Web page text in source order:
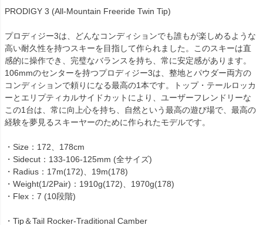
PRODIGY 3 (All-Mountain Freeride Twin Tip)
プロディジー3は、どんなコンディションでも誰もが楽しめるような
高い耐久性を持つスキーを目指して作られました。このスキーは直
感的に操作でき、完璧なバランスを持ち、常に安定感があります。
106mmのセンターを持つプロディジー3は、整地とパウダー両方の
コンディションで頼りになる最高の1本です。トップ・テールロッカ
ーとエリプティカルサイドカットにより、ユーザーフレンドリーな
この1台は、常に向上心を持ち、自然という最高の遊び場で、最高の
経験を夢見るスキーヤーのために作られたモデルです。
・Size：172、178cm
・Sidecut：133-106-125mm (全サイズ)
・Radius：17m(172)、19m(178)
・Weight(1/2Pair)：1910g(172)、1970g(178)
・Flex：7 (10段階)
・Tip＆Tail Rocker-Traditional Camber